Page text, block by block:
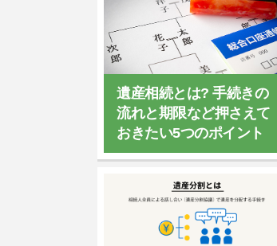
遺産相続とは? 手続きの
流れと期限など押さえて
おきたい5つのポイント